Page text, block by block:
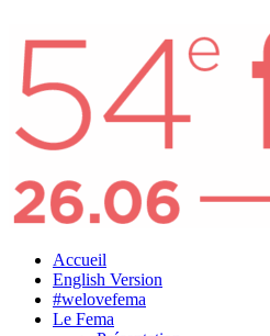
Accueil
English Version
#welovefema
Le Fema